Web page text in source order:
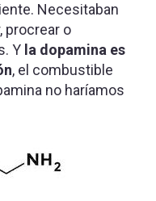
Necesitaban
procrear o
Y la dopamina es
, el combustible
no haríamos